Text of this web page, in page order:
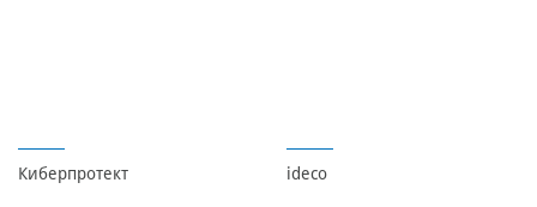
Киберпротект ideco